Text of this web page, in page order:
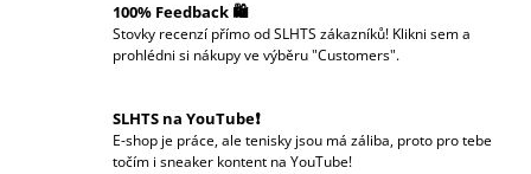
100% Feedback 🛍️
Stovky recenzí přímo od SLHTS zákazníků! Klikni sem a
prohlédni si nákupy ve výběru "Customers".
SLHTS na YouTube❗️
E-shop je práce, ale tenisky jsou má záliba, proto pro tebe
točím i sneaker kontent na YouTube!